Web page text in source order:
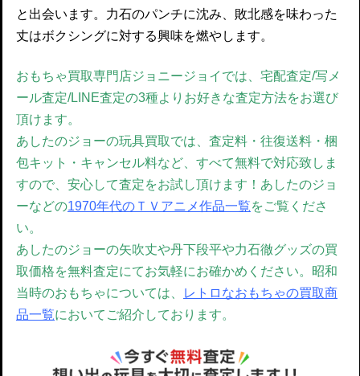
と出会います。力石のパンチに沈み、敗北感を味わった
丈はボクシングに対する興味を燃やします。
おもちゃ買取専門店ジョニージョイでは、宅配査定/写メ
ール査定/LINE査定の3種よりお好きな査定方法をお選び
頂けます。
あしたのジョーの玩具買取では、査定料・往復送料・梱
包キット・キャンセル料など、すべて無料で対応致しま
すので、安心して査定をお試し頂けます！あしたのジョ
ーなどの1970年代のＴＶアニメ作品一覧をご覧くださ
い。
あしたのジョーの矢吹丈や丹下段平や力石徹グッズの買
取価格を無料査定にてお気軽にお確かめください。 昭和
当時のおもちゃについては、
レトロなおもちゃの買取商
品一覧においてご紹介しております。